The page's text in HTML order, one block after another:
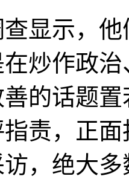
示，他
炒作政
的话题
责，正
，绝大